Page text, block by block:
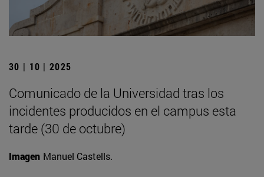
30 | 10 | 2025
Comunicado de la Universidad tras los
incidentes producidos en el campus esta
tarde (30 de octubre)
Imagen Manuel Castells.